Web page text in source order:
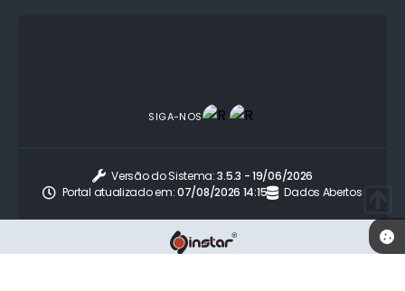
SIGA-NOS
Versão do Sistema:3.5.3 - 19/06/2026
Portal atualizado em:07/08/2026 14:15 Dados Abertos